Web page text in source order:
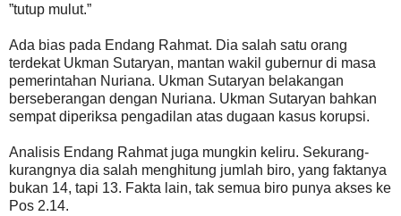
”tutup mulut.”
Ada bias pada Endang Rahmat. Dia salah satu orang
terdekat Ukman Sutaryan, mantan wakil gubernur di masa
pemerintahan Nuriana. Ukman Sutaryan belakangan
berseberangan dengan Nuriana. Ukman Sutaryan bahkan
sempat diperiksa pengadilan atas dugaan kasus korupsi.
Analisis Endang Rahmat juga mungkin keliru. Sekurang-
kurangnya dia salah menghitung jumlah biro, yang faktanya
bukan 14, tapi 13. Fakta lain, tak semua biro punya akses ke
Pos 2.14.